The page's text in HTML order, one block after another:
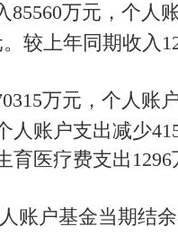
85560万元，个人
较上年同期收入
万元，个人账
人账户支出减少
医疗费支出
账户基金当期结